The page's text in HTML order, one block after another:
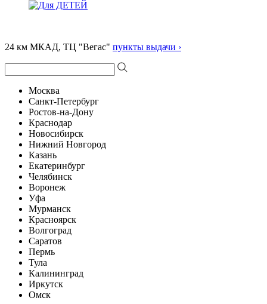
24 км МКАД, ТЦ "Вегас" пункты выдачи ›
Москва
Санкт-Петербург
Ростов-на-Дону
Краснодар
Новосибирск
Нижний Новгород
Казань
Екатеринбург
Челябинск
Воронеж
Уфа
Мурманск
Красноярск
Волгоград
Саратов
Пермь
Тула
Калининград
Иркутск
Омск